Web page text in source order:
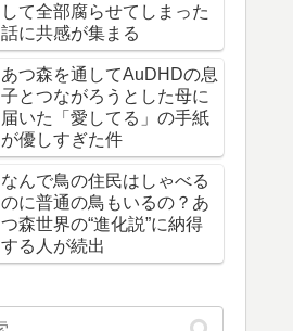
して全部腐らせてしまった
話に共感が集まる
あつ森を通してAuDHDの息
子とつながろうとした母に
届いた「愛してる」の手紙
が優しすぎた件
なんで鳥の住民はしゃべる
のに普通の鳥もいるの？あ
つ森世界の“進化説”に納得
する人が続出